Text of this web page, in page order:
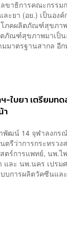
าธิการคณะกรรม
ะยา (อย.) เป็นอง
ภคผลิตภัณฑ์สุขภา
ภัณฑ์สุขภาพมาเป็
มาตรฐานสากล อีก
-ใบยา เตรียมท
า
พัฒน์ 14 จุฬาลงกร
รีว่าการกระทรว
ร์การแพทย์, นพ.ไ
และ นพ.นคร เปรม
บการผลิตวัคซีนแล